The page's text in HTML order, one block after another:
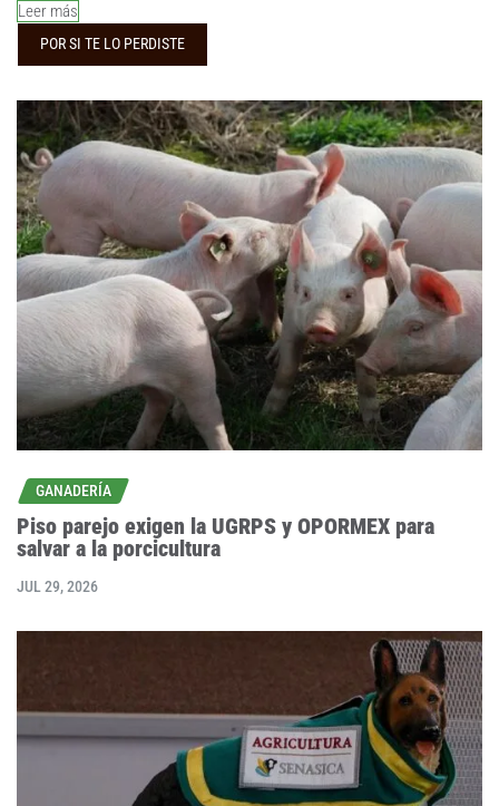
Leer más
POR SI TE LO PERDISTE
GANADERÍA
Piso parejo exigen la UGRPS y OPORMEX para
salvar a la porcicultura
JUL 29, 2026